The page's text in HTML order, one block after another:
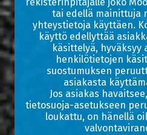
tai edellä mainittuja
yhteystietoja käyttäen.
käyttö edellyttää
käsittelyä, hyväksyy
henkilötietojen
suostumuksen
asiakasta
Jos asiakas
tietosuoja-asetukseen
loukattu, on hänellä